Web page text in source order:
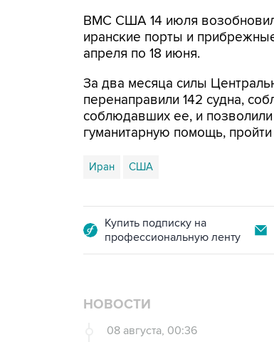
ВМС США 14 июля
иранские порты и
апреля по 18 июня.
За два месяца силы
перенаправили 142 судна,
соблюдавших ее, и
гуманитарную помощь,
Иран США
Купить подписку на
профессиональную ленту
НОВОСТИ
08 августа, 00:36